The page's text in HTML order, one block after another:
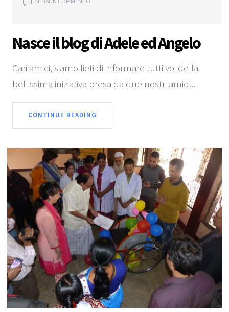
Nasce il blog di Adele ed Angelo
Cari amici, siamo lieti di informare tutti voi della
bellissima iniziativa presa da due nostri amici...
CONTINUE READING